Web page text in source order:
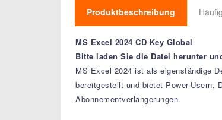
Produktbeschreibung
MS Excel 2024 CD Key Global
Bitte laden Sie die Datei herunter
MS Excel 2024 ist als eigenständige
bereitgestellt und bietet Power-Usern,
Abonnementverlängerungen.